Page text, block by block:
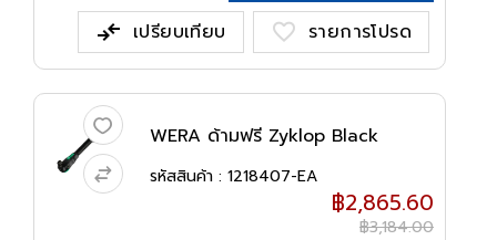
compare_arrows เปรียบเทียบ favorite รายการโปรด
WERA ด้ามฟรี Zyklop Black
Edition ข...
รหัสสินค้า : 1218407-EA
฿2,865.60
฿3,184.00